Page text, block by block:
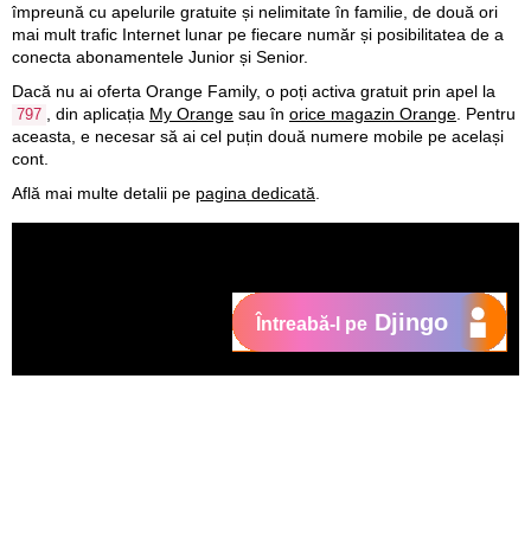
împreună cu apelurile gratuite și nelimitate în familie, de două ori
mai mult trafic Internet lunar pe fiecare număr și posibilitatea de a
conecta abonamentele Junior și Senior.
Dacă nu ai oferta Orange Family, o poți activa gratuit prin apel la
797 , din aplicația My Orange sau în orice magazin Orange . Pentru
aceasta, e necesar să ai cel puțin două numere mobile pe același
cont.
Află mai multe detalii pe pagina dedicată
Întreabă-l pe Djingo